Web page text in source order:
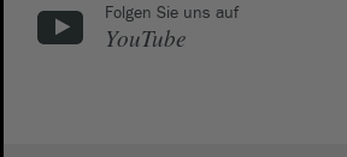
Folgen Sie uns auf
YouTube